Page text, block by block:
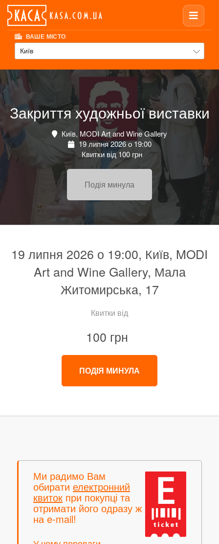
ВАШЕ МІСТО
Київ
Закриття художньої виставки
Київ, MODI Art and Wine Gallery
19 липня 2026 о 19:00
Квитки від 100 грн
Подія минула
19 липня 2026 о 19:00, Київ, MODI
Art and Wine Gallery, Мала
Житомирська, 17
Квитки від
100 грн
ПОДІЯ МИНУЛА
Ми радимо Вам
обирати електронний
квиток при покупці та
отримати його одразу ж
на e-mail!